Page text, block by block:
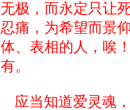
无极，而永定只让
忍痛，为希望而景
体、表相的人，唉
有。
应当知道爱灵魂